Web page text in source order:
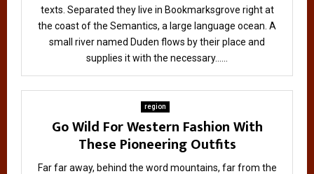
texts. Separated they live in Bookmarksgrove right at
the coast of the Semantics, a large language ocean. A
small river named Duden flows by their place and
supplies it with the necessary......
region
Go Wild For Western Fashion With
These Pioneering Outfits
Far far away, behind the word mountains, far from the